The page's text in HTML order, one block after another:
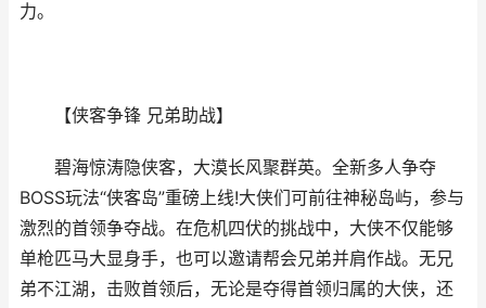
力。
【侠客争锋 兄弟助战】
碧海惊涛隐侠客，大漠长风聚群英。全新多人争夺
BOSS玩法“侠客岛”重磅上线!大侠们可前往神秘岛屿，参与
激烈的首领争夺战。在危机四伏的挑战中，大侠不仅能够
单枪匹马大显身手，也可以邀请帮会兄弟并肩作战。无兄
弟不江湖，击败首领后，无论是夺得首领归属的大侠，还